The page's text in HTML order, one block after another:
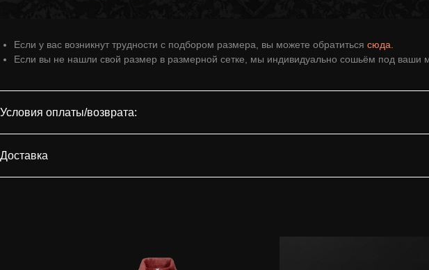
Если у вас возникнут трудности с подбором размера, вы можете обратиться сюда.
Если вы не нашли свой размер в размерной сетке, мы индивидуально сошьём под ваши
Условия оплаты/возврата:
Доставка